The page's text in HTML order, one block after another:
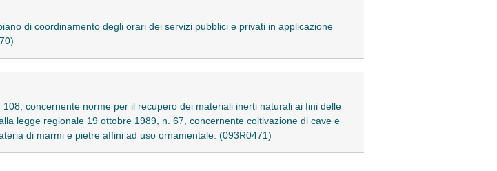
di coordinamento degli orari dei servizi pubblici e privati in applicazione
concernente norme per il recupero dei materiali inerti naturali ai fini delle
legge regionale 19 ottobre 1989, n. 67, concernente coltivazione di cave e
di marmi e pietre affini ad uso ornamentale. (093R0471)